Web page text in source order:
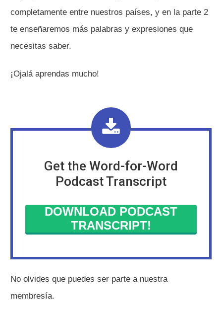
completamente entre nuestros países, y en la parte 2
te enseñaremos más palabras y expresiones que
necesitas saber.
¡Ojalá aprendas mucho!
Get the Word-for-Word
Podcast Transcript
DOWNLOAD PODCAST
TRANSCRIPT!
No olvides que puedes ser parte a nuestra
membresía.